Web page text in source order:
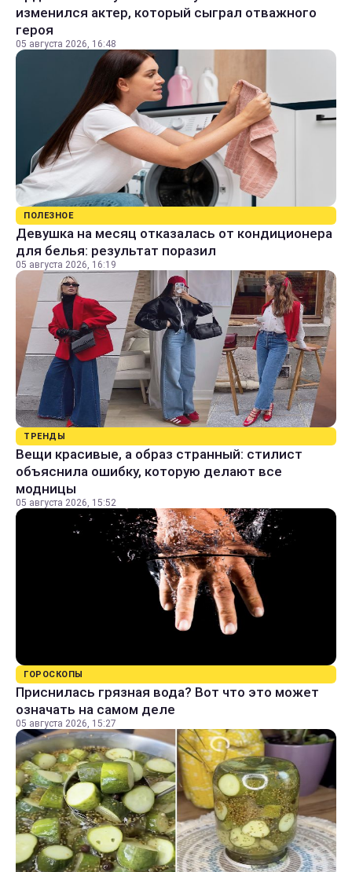
изменился актер, который сыграл отважного
героя
05 августа 2026, 16:48
ПОЛЕЗНОЕ
Девушка на месяц отказалась от кондиционера
для белья: результат поразил
05 августа 2026, 16:19
ТРЕНДЫ
Вещи красивые, а образ странный: стилист
объяснила ошибку, которую делают все
модницы
05 августа 2026, 15:52
ГОРОСКОПЫ
Приснилась грязная вода? Вот что это может
означать на самом деле
05 августа 2026, 15:27